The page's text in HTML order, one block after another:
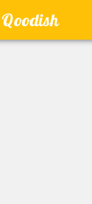
Qoodish